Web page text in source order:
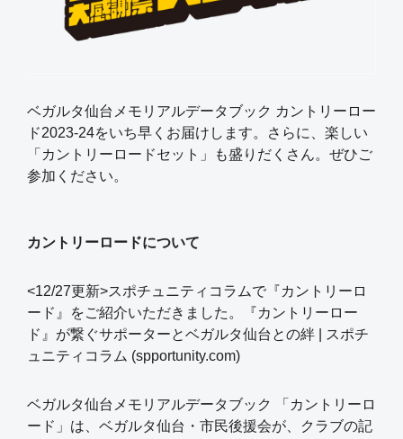
ベガルタ仙台メモリアルデータブック カントリーロー
ド2023-24をいち早くお届けします。さらに、楽しい
「カントリーロードセット」も盛りだくさん。ぜひご
参加ください。
カントリーロードについて
<12/27更新>スポチュニティコラムで『カントリーロ
ード』をご紹介いただきました。
『カントリーロー
ド』が繋ぐサポーターとベガルタ仙台との絆 | スポチ
ュニティコラム (spportunity.com)
ベガルタ仙台メモリアルデータブック 「カントリーロ
ード」は、ベガルタ仙台・市民後援会が、クラブの記